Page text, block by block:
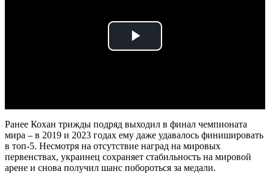
Play
Ранее Кохан трижды подряд выходил в финал чемпионата
мира – в 2019 и 2023 годах ему даже удавалось финишировать
в топ-5. Несмотря на отсутствие наград на мировых
первенствах, украинец сохраняет стабильность на мировой
арене и снова получил шанс побороться за медали.